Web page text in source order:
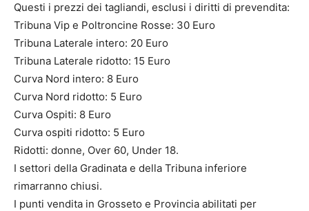
Questi i prezzi dei tagliandi, esclusi i diritti di prevendita:
Tribuna Vip e Poltroncine Rosse: 30 Euro
Tribuna Laterale intero: 20 Euro
Tribuna Laterale ridotto: 15 Euro
Curva Nord intero: 8 Euro
Curva Nord ridotto: 5 Euro
Curva Ospiti: 8 Euro
Curva ospiti ridotto: 5 Euro
Ridotti: donne, Over 60, Under 18.
I settori della Gradinata e della Tribuna inferiore
rimarranno chiusi.
I punti vendita in Grosseto e Provincia abilitati per